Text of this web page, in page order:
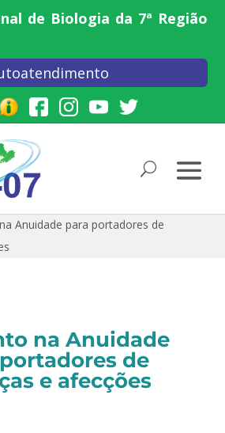
de Biologia da 7ª Região
Anuidade para portadores de
na Anuidade
de
e afecções